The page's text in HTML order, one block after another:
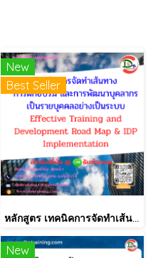
New
Best Seller
หลักสูตร เทคนิคการจัดทำเส้นทางการฝึกอบรม และการพัฒนาบุคลากร เป็นรายบุคคลอย่างเป็นระบบ Effective Training and Development Road Map & IDP Implementation
New